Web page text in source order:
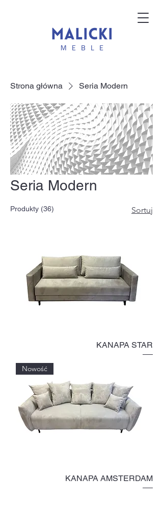
Strona główna Seria Modern
Seria Modern
Produkty (36) Sortuj
KANAPA STAR
Nowość
KANAPA AMSTERDAM